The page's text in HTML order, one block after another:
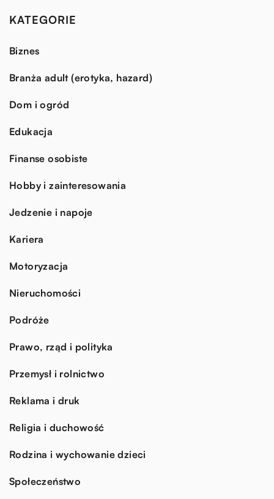
KATEGORIE
Biznes
Branża adult (erotyka, hazard)
Dom i ogród
Edukacja
Finanse osobiste
Hobby i zainteresowania
Jedzenie i napoje
Kariera
Motoryzacja
Nieruchomości
Podróże
Prawo, rząd i polityka
Przemysł i rolnictwo
Reklama i druk
Religia i duchowość
Rodzina i wychowanie dzieci
Społeczeństwo